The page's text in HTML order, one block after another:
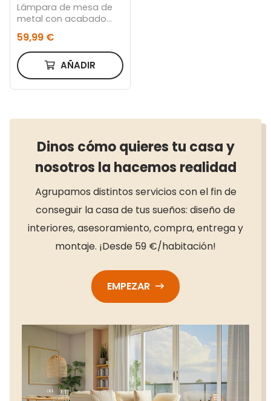
Lámpara de mesa de
metal con acabado
59,99 €
AÑADIR
Dinos cómo quieres tu casa y
nosotros la hacemos realidad
Agrupamos distintos servicios con el fin de
conseguir la casa de tus sueños: diseño de
interiores, asesoramiento, compra, entrega y
montaje. ¡Desde 59 €/habitación!
EMPEZAR